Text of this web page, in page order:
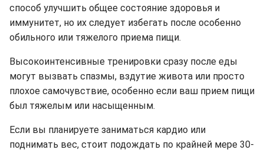
способ улучшить общее состояние здоровья и
иммунитет, но их следует избегать после особенно
обильного или тяжелого приема пищи.
Высокоинтенсивные тренировки сразу после еды
могут вызвать спазмы, вздутие живота или просто
плохое самочувствие, особенно если ваш прием пищи
был тяжелым или насыщенным.
Если вы планируете заниматься кардио или
поднимать вес, стоит подождать по крайней мере 30-